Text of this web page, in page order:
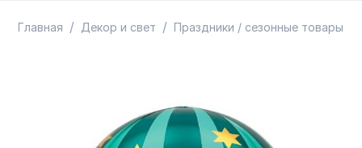
Главная / Декор и свет / Праздники / сезонные товары